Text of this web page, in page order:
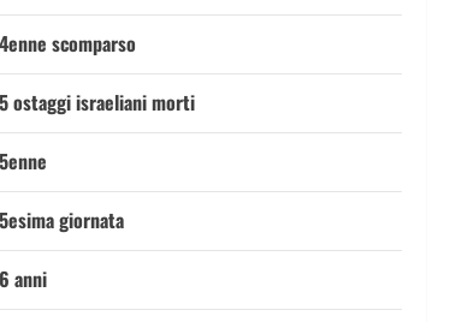
scomparso
ostaggi israeliani morti
giornata
anni